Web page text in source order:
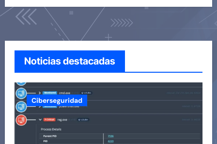
Noticias destacadas
Ciberseguridad